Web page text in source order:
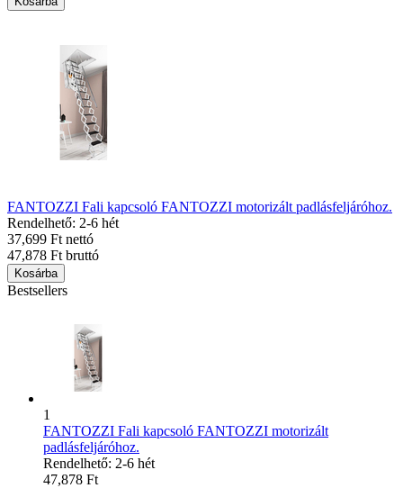
FANTOZZI Fali kapcsoló FANTOZZI motorizált padlásfeljáróhoz.
Rendelhető: 2-6 hét
37,699 Ft nettó
47,878 Ft bruttó
Kosárba
Bestsellers
1
FANTOZZI Fali kapcsoló FANTOZZI motorizált
padlásfeljáróhoz.
Rendelhető: 2-6 hét
47,878 Ft